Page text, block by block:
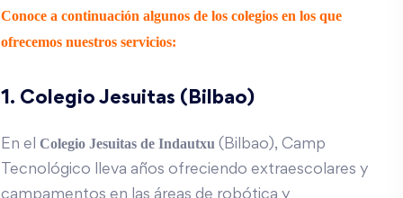
Conoce a continuación algunos de los colegios en los que
ofrecemos nuestros servicios:
1. Colegio Jesuitas (Bilbao)
En el Colegio Jesuitas de Indautxu (Bilbao), Camp
Tecnológico lleva años ofreciendo extraescolares y
campamentos en las áreas de robótica y